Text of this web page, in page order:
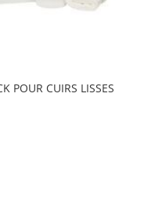
POUR CUIRS LISSES